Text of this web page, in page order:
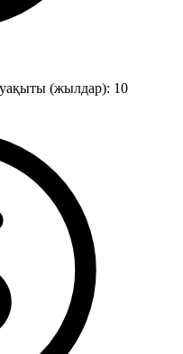
уақыты (жылдар): 10